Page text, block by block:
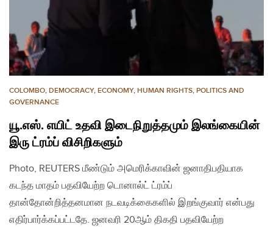
COLOMBO, DEMOCRACY, ECONOMY, HUMAN RIGHTS, POLITICS AND
GOVERNANCE
யூ.எஸ். எயிட் உதவி இடைநிறுத்தமும் இலங்கையின்
இரு ட்ரம்ப் விசிறிகளும்
Photo, REUTERS மீண்டும் அமெரிக்காவின் ஜனாதிபதியாக
கடந்த மாதம் பதவியேற்ற டொனால்ட் ட்ரம்ப்
தான்தோன்றித்தனமான நடவடிக்கைகளில் இறங்குவார் என்பது
எதிர்பார்க்கப்பட்டதே. ஜனவரி 20ஆம் திகதி பதவியேற்ற